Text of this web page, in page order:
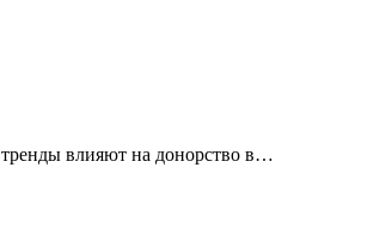
влияют на донорство в…